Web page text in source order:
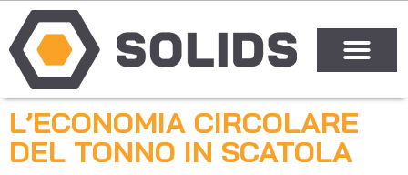
L’ECONOMIA CIRCOLARE
DEL TONNO IN SCATOLA